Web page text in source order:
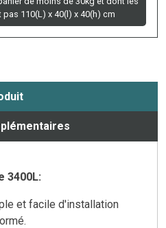
110(L) x 40(l) x 40(h) cm
3400L:
et facile d'installation